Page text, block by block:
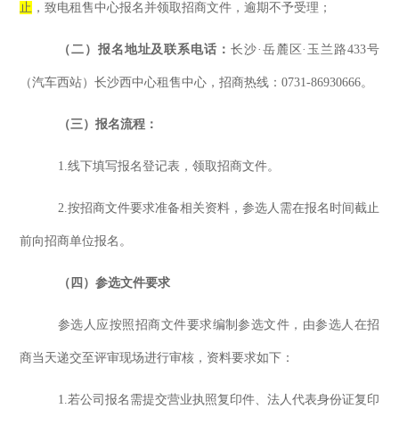
止 ， 致电租售中心报名 并领取招商文件，逾期不予受理 ；
（二）报名地址及联系电话 ： 长沙·岳麓区·玉兰路433号
（汽车西站）长沙西中心租售中心 ， 招商热线： 0731-86930666。
（三）报名流程：
1.线下填写报名登记表，领取招商文件。
2.按招商文件要求准备相关资料 ，参选人需在报名时间截止
前向招商单位报名。
（四） 参选文件要求
参选 人应按照招商文件要求编制参选文件，由参选人在招
商当天递交至评审现场进行审核 ，资料要求如下：
1.若公司报名 需提交营业执照复印件、法人代表身份证复印